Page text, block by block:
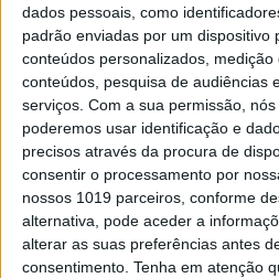
dados pessoais, como
padrão enviadas por um dispositivo
conteúdos personalizados, medição
conteúdos, pesquisa de audiências
serviços. Com a sua permissão,
poderemos usar identificação e
precisos através da procura de
consentir o processamento por
nossos 1019 parceiros, conforme
alternativa, pode aceder a
alterar as suas preferências antes
consentimento. Tenha em atenção
VISÃO SETE
No You and The
mar é ainda mais